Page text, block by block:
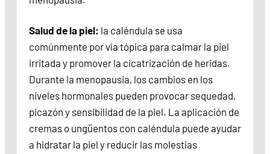
Salud de la piel: la caléndula se usa
comúnmente por vía tópica para calmar la piel
irritada y promover la cicatrización de heridas.
Durante la menopausia, los cambios en los
niveles hormonales pueden provocar sequedad,
picazón y sensibilidad de la piel. La aplicación de
cremas o ungüentos con caléndula puede ayudar
a hidratar la piel y reducir las molestias